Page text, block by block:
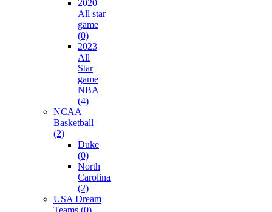
2020
All star
game
(0)
2023
All
Star
game
NBA
(4)
NCAA
Basketball
(2)
Duke
(0)
North
Carolina
(2)
USA Dream
Teams (0)